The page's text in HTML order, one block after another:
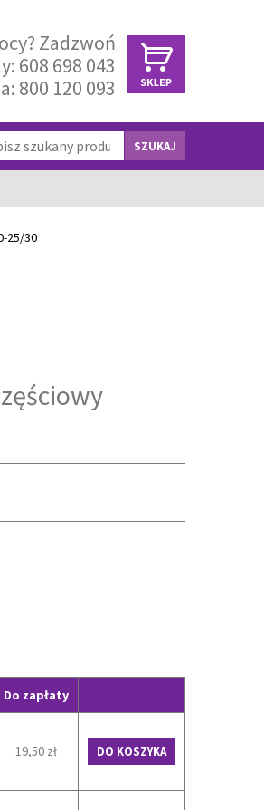
Zadzwoń
608 698 043
800 120 093
SZUKAJ
25/30
Do zapłaty
19,50 zł DO KOSZYKA